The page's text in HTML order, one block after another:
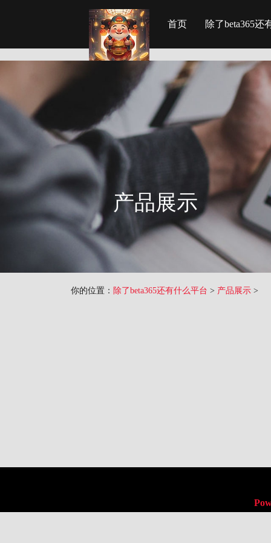
首页 除了beta365还
产品展示
你的位置： 除了beta365还有什么平台 > 产品展示 >